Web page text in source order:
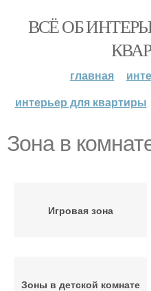
ВСЁ ОБ
главная
интерьер для квартиры
Зона в
Игровая зона
Зоны в детской комнате